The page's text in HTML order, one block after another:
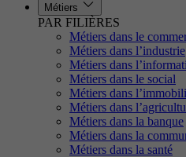
Métiers
PAR FILIÈRES
Métiers dans le
Métiers dans l’industrie
Métiers dans
Métiers dans le social
Métiers dans
Métiers dans
Métiers dans la banque
Métiers dans la
Métiers dans la santé